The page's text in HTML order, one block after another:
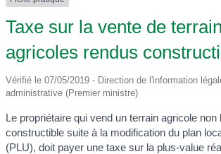
Taxe sur la vente de
agricoles rendus
Vérifié le 07/05/2019 - Direction de l'information
administrative (Premier ministre)
Le propriétaire qui vend un terrain agricole non
constructible suite à la modification du plan
(PLU), doit payer une taxe sur la plus-value